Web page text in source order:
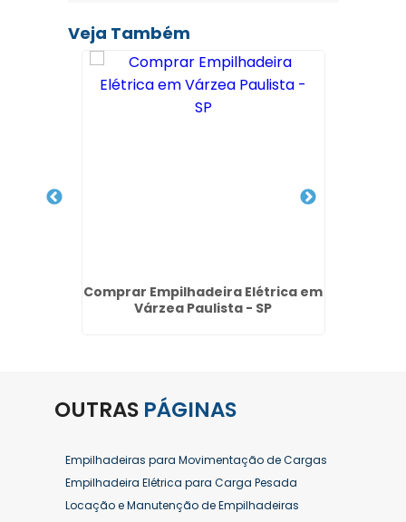
Veja Também
Comprar Empilhadeira Elétrica em
Várzea Paulista - SP
OUTRAS PÁGINAS
Empilhadeiras para Movimentação de Cargas
Empilhadeira Elétrica para Carga Pesada
Locação e Manutenção de Empilhadeiras